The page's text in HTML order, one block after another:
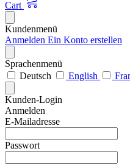
Cart
Kundenmenü
Anmelden Ein Konto erstellen
Sprachenmenü
Deutsch
English
Kunden-Login
Anmelden
E-Mailadresse
Passwort